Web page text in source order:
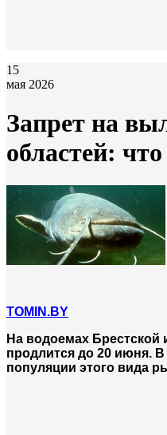
15
мая 2026
Запрет на
областей:
TOMIN.BY
На водоемах Брестской
продлится до 20 июня.
популяции этого вида